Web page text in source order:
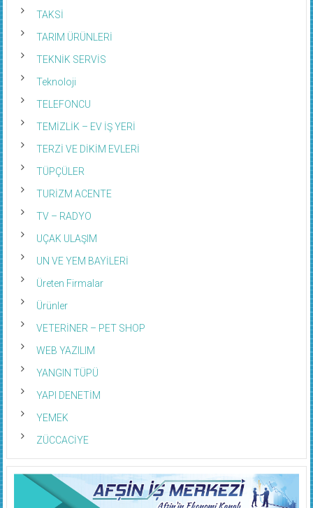
TAKSİ
TARIM ÜRÜNLERİ
TEKNİK SERVİS
Teknoloji
TELEFONCU
TEMİZLİK – EV İŞ YERİ
TERZİ VE DİKİM EVLERİ
TÜPÇÜLER
TURİZM ACENTE
TV – RADYO
UÇAK ULAŞIM
UN VE YEM BAYİLERİ
Üreten Firmalar
Ürünler
VETERİNER – PET SHOP
WEB YAZILIM
YANGIN TÜPÜ
YAPI DENETİM
YEMEK
ZÜCCACİYE